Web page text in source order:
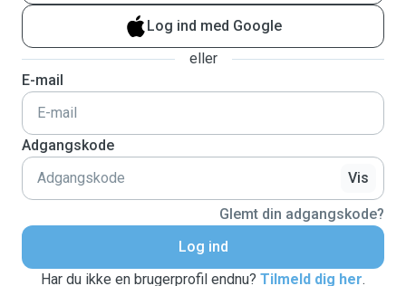
Log ind med Google
eller
E-mail
Adgangskode
Vis
Glemt din adgangskode?
Log ind
Har du ikke en brugerprofil endnu? Tilmeld dig her.